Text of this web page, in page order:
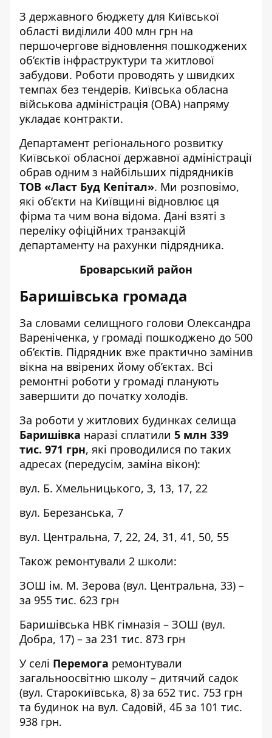
З державного бюджету для Київської
області виділили 400 млн грн на
першочергове відновлення пошкоджених
об’єктів інфраструктури та житлової
забудови. Роботи проводять у швидких
темпах без тендерів. Київська обласна
військова адміністрація (ОВА) напряму
укладає контракти.
Департамент регіонального розвитку
Київської обласної державної адміністрації
обрав одним з найбільших підрядників
ТОВ «Ласт Буд Кепітал». Ми розповімо,
які об’єкти на Київщині відновлює ця
фірма та чим вона відома. Дані взяті з
переліку офіційних транзакцій
департаменту на рахунки підрядника.
Броварський район
Баришівська громада
За словами селищного голови Олександра
Вареніченка, у громаді пошкоджено до 500
об’єктів. Підрядник вже практично замінив
вікна на ввірених йому об’єктах. Всі
ремонтні роботи у громаді планують
завершити до початку холодів.
За роботи у житлових будинках селища
Баришівка наразі сплатили 5 млн 339
тис. 971 грн, які проводилися по таких
адресах (передусім, заміна вікон):
вул. Б. Хмельницького, 3, 13, 17, 22
вул. Березанська, 7
вул. Центральна, 7, 22, 24, 31, 41, 50, 55
Також ремонтували 2 школи:
ЗОШ ім. М. Зерова (вул. Центральна, 33) –
за 955 тис. 623 грн
Баришівська НВК гімназія – ЗОШ (вул.
Добра, 17) – за 231 тис. 873 грн
У селі Перемога ремонтували
загальноосвітню школу – дитячий садок
(вул. Старокиївська, 8) за 652 тис. 753 грн
та будинок на вул. Садовій, 4Б за 101 тис.
938 грн.